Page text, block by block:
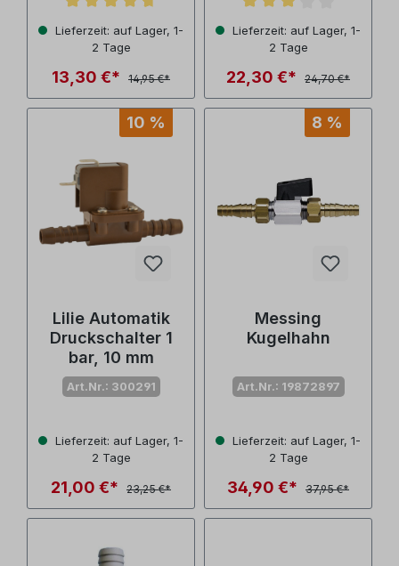
Durchschnittliche Bewertung von 4.7 von 5 Sternen
Lieferzeit: auf Lager, 1-
2 Tage
13,30 €* 14,95 €*
Durchschnittliche
Lieferzeit: auf Lager, 1-
2 Tage
22,30 €* 24,70 €*
10 %
Lilie Automatik
Druckschalter 1
bar, 10 mm
Art.Nr.: 300291
Lieferzeit: auf Lager, 1-
2 Tage
21,00 €* 23,25 €*
8 %
Messing
Kugelhahn
Art.Nr.: 19872897
Lieferzeit: auf Lager, 1-
2 Tage
34,90 €* 37,95 €*